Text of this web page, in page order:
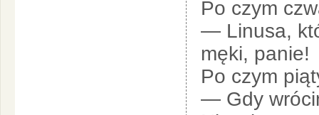
Po czym
— Linusa,
męki, panie!
Po czym
— Gdy